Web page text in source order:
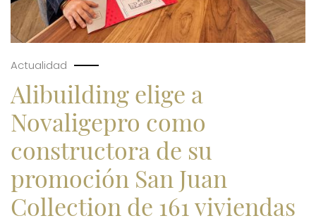
Actualidad
Alibuilding elige a
Novaligepro como
constructora de su
promoción San Juan
Collection de 161 viviendas